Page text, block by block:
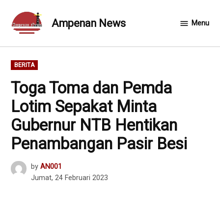
content
Ampenan News Menu
POSTED
IN
BERITA
Toga Toma dan Pemda
Lotim Sepakat Minta
Gubernur NTB Hentikan
Penambangan Pasir Besi
by AN001
Jumat, 24 Februari 2023